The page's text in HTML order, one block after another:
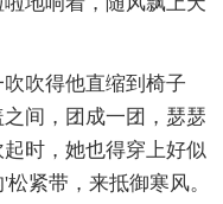
吹得他直缩到椅子
间，团成一团，瑟瑟
时，她也得穿上好似
紧带，来抵御寒风。